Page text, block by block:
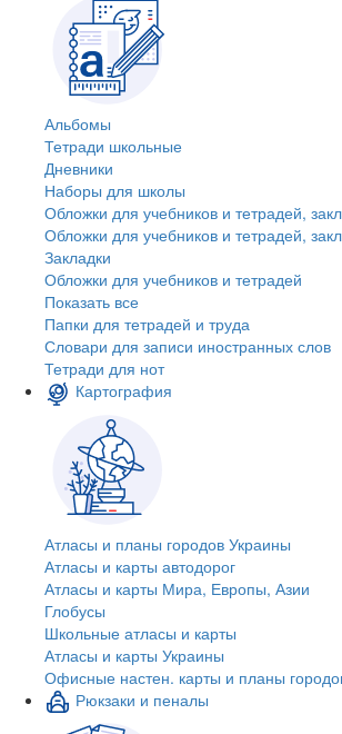
Альбомы
Тетради школьные
Дневники
Наборы для школы
Обложки для учебников и тетрадей,
Обложки для учебников и тетрадей,
Закладки
Обложки для учебников и тетрадей
Показать все
Папки для тетрадей и труда
Словари для записи иностранных слов
Тетради для нот
Картография
Атласы и планы городов Украины
Атласы и карты автодорог
Атласы и карты Мира, Европы, Азии
Глобусы
Школьные атласы и карты
Атласы и карты Украины
Офисные настен. карты и планы
Рюкзаки и пеналы